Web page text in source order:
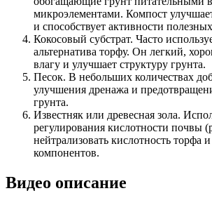
микроэлементами. Компост
и способствует активности
Кокосовый субстрат. Часто
альтернатива торфу. Он легкий,
влагу и улучшает структуру грунта.
Песок. В небольших количествах
улучшения дренажа и
грунта.
Известняк или древесная зола.
регулирования кислотности почвы
нейтрализовать кислотность торфа
компонентов.
Видео описание